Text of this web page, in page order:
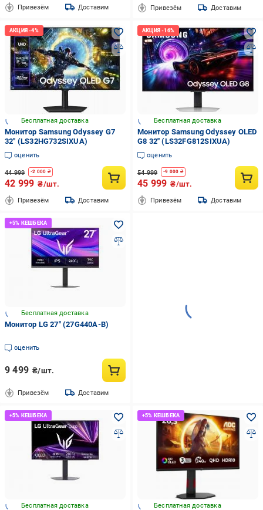
Привезём Доставим Привезём Доставим
Бесплатная доставка
Монитор Samsung Odyssey G7
32" (LS32HG732SIXUA)
оценить
44 999 -2 000 ₴
42 999 ₴/шт.
Привезём Доставим
Бесплатная доставка
Монитор Samsung Odyssey OLED
G8 32" (LS32FG812SIXUA)
оценить
54 999 -9 000 ₴
45 999 ₴/шт.
Привезём Доставим
Бесплатная доставка
Монитор LG 27" (27G440A-B)
оценить
9 499 ₴/шт.
Привезём Доставим
Бесплатная доставка Бесплатная доставка